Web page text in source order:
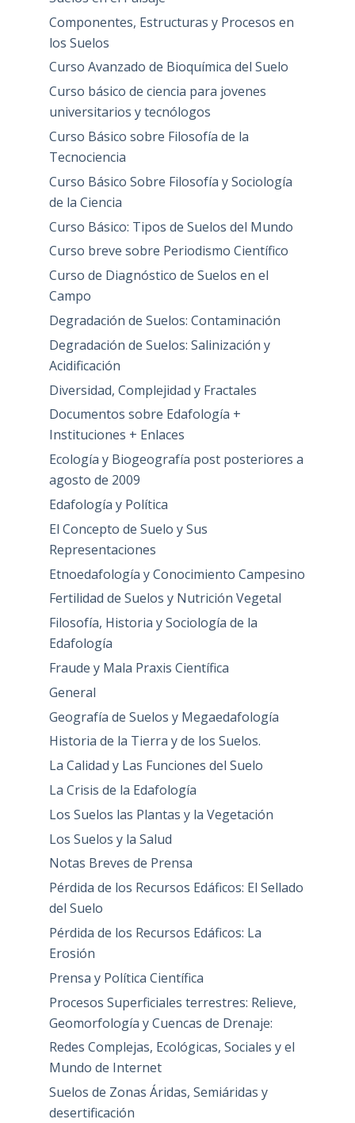
Componentes, Estructuras y Procesos en
los Suelos
Curso Avanzado de Bioquímica del Suelo
Curso básico de ciencia para jovenes
universitarios y tecnólogos
Curso Básico sobre Filosofía de la
Tecnociencia
Curso Básico Sobre Filosofía y Sociología
de la Ciencia
Curso Básico: Tipos de Suelos del Mundo
Curso breve sobre Periodismo Científico
Curso de Diagnóstico de Suelos en el
Campo
Degradación de Suelos: Contaminación
Degradación de Suelos: Salinización y
Acidificación
Diversidad, Complejidad y Fractales
Documentos sobre Edafología +
Instituciones + Enlaces
Ecología y Biogeografía post posteriores a
agosto de 2009
Edafología y Política
El Concepto de Suelo y Sus
Representaciones
Etnoedafología y Conocimiento Campesino
Fertilidad de Suelos y Nutrición Vegetal
Filosofía, Historia y Sociología de la
Edafología
Fraude y Mala Praxis Científica
General
Geografía de Suelos y Megaedafología
Historia de la Tierra y de los Suelos.
La Calidad y Las Funciones del Suelo
La Crisis de la Edafología
Los Suelos las Plantas y la Vegetación
Los Suelos y la Salud
Notas Breves de Prensa
Pérdida de los Recursos Edáficos: El Sellado
del Suelo
Pérdida de los Recursos Edáficos: La
Erosión
Prensa y Política Científica
Procesos Superficiales terrestres: Relieve,
Geomorfología y Cuencas de Drenaje:
Redes Complejas, Ecológicas, Sociales y el
Mundo de Internet
Suelos de Zonas Áridas, Semiáridas y
desertificación